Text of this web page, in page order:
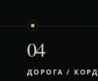
04
ДОРОГА /